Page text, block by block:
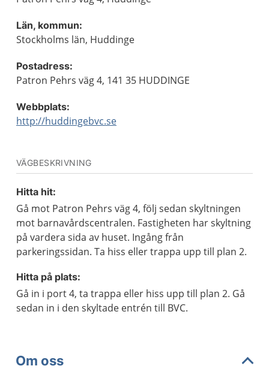
Län, kommun:
Stockholms län, Huddinge
Postadress:
Patron Pehrs väg 4, 141 35 HUDDINGE
Webbplats:
http://huddingebvc.se
VÄGBESKRIVNING
Hitta hit:
Gå mot Patron Pehrs väg 4, följ sedan skyltningen
mot barnavårdscentralen. Fastigheten har skyltning
på vardera sida av huset. Ingång från
parkeringssidan. Ta hiss eller trappa upp till plan 2.
Hitta på plats:
Gå in i port 4, ta trappa eller hiss upp till plan 2. Gå
sedan in i den skyltade entrén till BVC.
Om oss